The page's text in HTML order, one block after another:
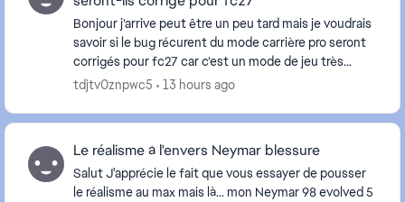
Bonjour j’arrive peut être un peu tard mais je voudrais
savoir si le bug récurent du mode carrière pro seront
corrigés pour fc27 car c’est un mode de jeu très
important pour depuis + de 10 ans mais d...
tdjtv0znpwc5 13 hours ago
Le réalisme à l'envers Neymar blessure
Salut J'apprécie le fait que vous essayer de pousser
le réalisme au max mais là... mon Neymar 98 evolved 5